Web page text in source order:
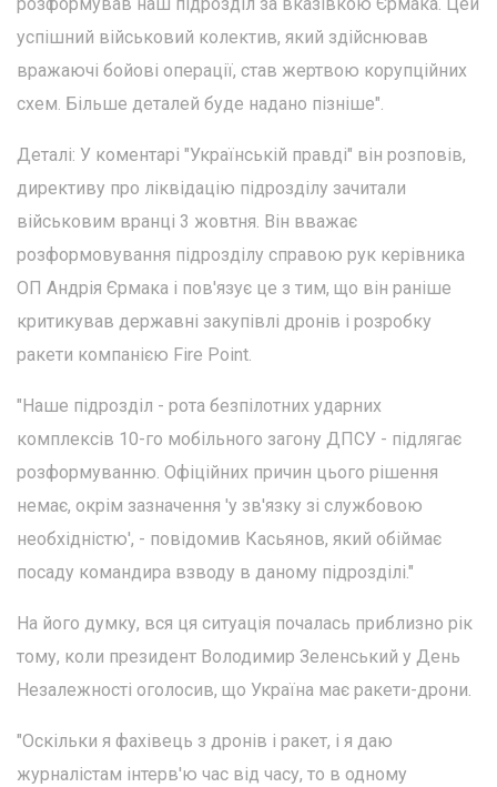
успішний військовий колектив, який здійснював
вражаючі бойові операції, став жертвою корупційних
схем. Більше деталей буде надано пізніше".
Деталі: У коментарі "Українській правді" він розповів,
директиву про ліквідацію підрозділу зачитали
військовим вранці 3 жовтня. Він вважає
розформовування підрозділу справою рук керівника
ОП Андрія Єрмака і пов'язує це з тим, що він раніше
критикував державні закупівлі дронів і розробку
ракети компанією Fire Point.
"Наше підрозділ - рота безпілотних ударних
комплексів 10-го мобільного загону ДПСУ - підлягає
розформуванню. Офіційних причин цього рішення
немає, окрім зазначення 'у зв'язку зі службовою
необхідністю', - повідомив Касьянов, який обіймає
посаду командира взводу в даному підрозділі."
На його думку, вся ця ситуація почалась приблизно рік
тому, коли президент Володимир Зеленський у День
Незалежності оголосив, що Україна має ракети-дрони.
"Оскільки я фахівець з дронів і ракет, і я даю
журналістам інтерв'ю час від часу, то в одному